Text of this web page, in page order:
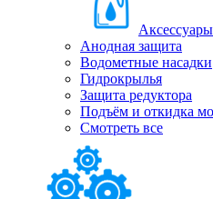
Анодная защита
Водометные насадки
Гидрокрылья
Защита редуктора
Подъём и откидка
Смотреть все